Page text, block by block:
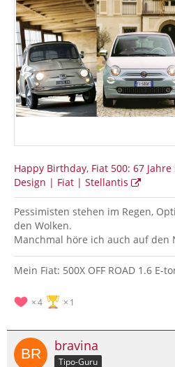
Happy Birthday, Fiat 500: 67
Design | Fiat | Stellantis
Pessimisten stehen im Regen,
den Wolken.
Manchmal höre ich auch auf den
Mein Fiat: 500X OFF ROAD 1.6 E-
4 1
bravina
Tipo-Guru